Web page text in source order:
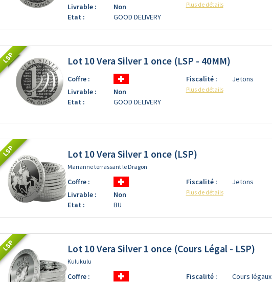
Livrable :
Non
Etat :
GOOD DELIVERY
Plus de détails
LSP Lot 10 Vera Silver 1 once (LSP - 40MM)
Coffre :
Livrable :
Non
Etat :
GOOD DELIVERY
Fiscalité : Jetons
Plus de détails
LSP Lot 10 Vera Silver 1 once (LSP)
Marianne terrassant le Dragon
Coffre :
Livrable :
Non
Etat :
BU
Fiscalité : Jetons
Plus de détails
LSP Lot 10 Vera Silver 1 once (Cours Légal - LSP)
Kulukulu
Coffre :
Fiscalité : Cours légaux